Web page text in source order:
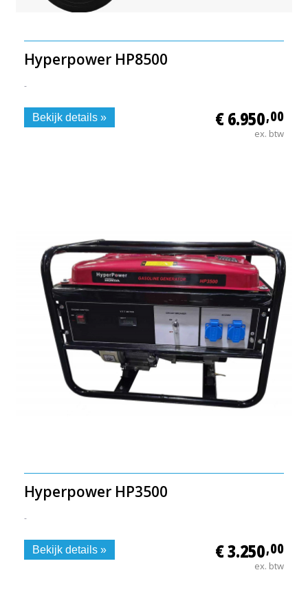
Hyperpower HP8500
-
€ 6.950,00
ex. btw
Bekijk details »
Hyperpower HP3500
-
€ 3.250,00
ex. btw
Bekijk details »